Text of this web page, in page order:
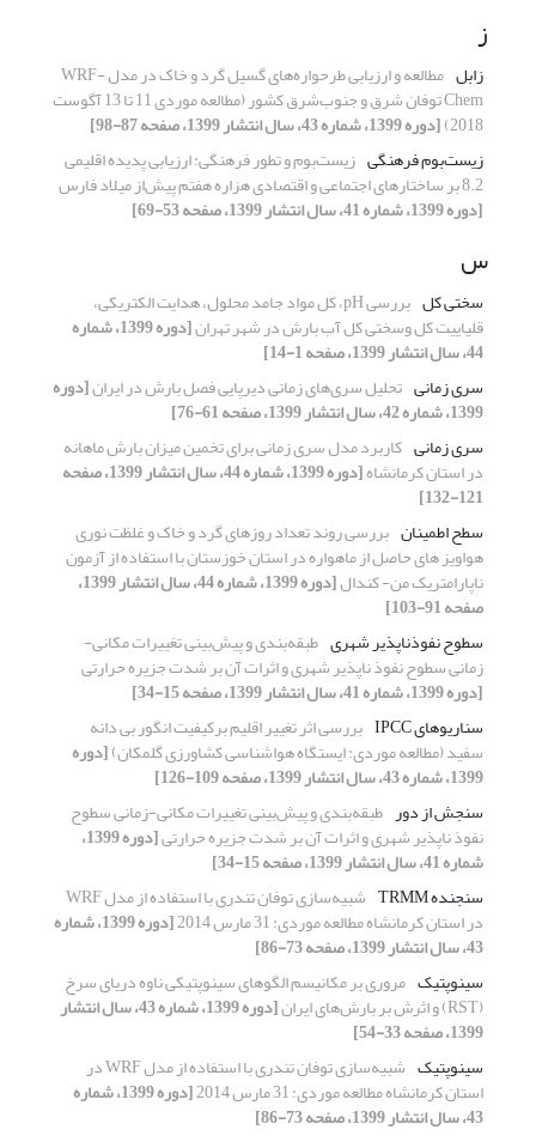
ز
زابل مطالعه و ارزیابی طرحواره‌های گسیل گرد و خاک در مدل WRF-
Chem توفان شرق و جنوب‌شرق کشور (مطالعه موردی 11 تا 13 آگوست
2018) [دوره 1399، شماره 43، سال انتشار 1399، صفحه 87-98]
زیست‌بوم فرهنگی زیست‌بوم و تطور فرهنگی: ارزیابی پدیده اقلیمی
8.2 بر ساختارهای اجتماعی و اقتصادی هزاره هفتم پیش‌از میلاد فارس
[دوره 1399، شماره 41، سال انتشار 1399، صفحه 53-69]
س
سختی کل بررسی pH، کل مواد جامد محلول، هدایت الکتریکی،
قلیاییت کل وسختی کل آب بارش در شهر تهران [دوره 1399، شماره
44، سال انتشار 1399، صفحه 1-14]
سری زمانی تحلیل سری‌های زمانی دیرپایی فصل بارش در ایران[دوره
1399، شماره 42، سال انتشار 1399، صفحه 61-76]
سری زمانی کاربرد مدل سری زمانی برای تخمین میزان بارش ماهانه
در استان کرمانشاه [دوره 1399، شماره 44، سال انتشار 1399، صفحه
121-132]
سطح اطمینان بررسی روند تعداد روزهای گرد و خاک و غلظت نوری
هواویز های حاصل از ماهواره در استان خوزستان با استفاده از آزمون‌
ناپارامتریک من- کندال [دوره 1399، شماره 44، سال انتشار 1399،
صفحه 91-103]
سطوح نفوذناپذیر شهری طبقه‌بندی و پیش‌بینی تغییرات مکانی-
زمانی سطوح نفوذ ناپذیر شهری و اثرات آن بر شدت جزیره حرارتی
[دوره 1399، شماره 41، سال انتشار 1399، صفحه 15-34]
سناریوهای IPCC
بررسی اثر تغییر اقلیم برکیفیت انگور بی دانه
سفید (مطالعه موردی: ایستگاه هواشناسی کشاورزی گلمکان)[دوره
1399، شماره 43، سال انتشار 1399، صفحه 109-126]
سنجش از دور طبقه‌بندی و پیش‌بینی تغییرات مکانی-زمانی سطوح
نفوذ ناپذیر شهری و اثرات آن بر شدت جزیره حرارتی [دوره 1399،
شماره 41، سال انتشار 1399، صفحه 15-34]
سنجنده TRMM
شبیه‌سازی توفان تندری با استفاده از مدل WRF
در استان کرمانشاه مطالعه موردی: 31 مارس 2014 [دوره 1399، شماره
43، سال انتشار 1399، صفحه 73-86]
سینوپتیک مروری بر مکانیسم الگوهای سینوپتیکی ناوه دریای سرخ
(RST) و اثرش بر بارش‌های ایران [دوره 1399، شماره 43، سال انتشار
1399، صفحه 33-54]
سینوپتیک
شبیه‌سازی توفان تندری با استفاده از مدل WRF در
استان کرمانشاه مطالعه موردی: 31 مارس 2014 [دوره 1399، شماره
43، سال انتشار 1399، صفحه 73-86]